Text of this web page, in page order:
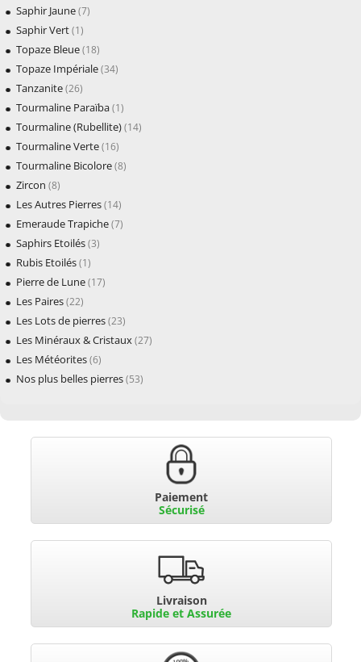
Saphir Jaune(7)
Saphir Vert(1)
Topaze Bleue(18)
Topaze Impériale(34)
Tanzanite(26)
Tourmaline Paraïba(1)
Tourmaline (Rubellite)(14)
Tourmaline Verte(16)
Tourmaline Bicolore(8)
Zircon (8)
Les Autres Pierres(14)
Emeraude Trapiche(7)
Saphirs Etoilés(3)
Rubis Etoilés(1)
Pierre de Lune(17)
Les Paires(22)
Les Lots de pierres(23)
Les Minéraux & Cristaux(27)
Les Météorites(6)
Nos plus belles pierres(53)
Paiement
Sécurisé
Livraison
Rapide et Assurée